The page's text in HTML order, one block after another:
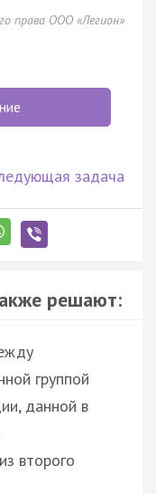
права ООО «Легион»
задача
решают:
группой
данной в
второго